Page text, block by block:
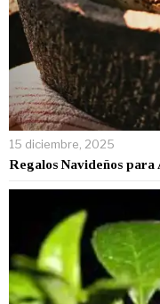
15 diciembre, 2025
Regalos Navideños para